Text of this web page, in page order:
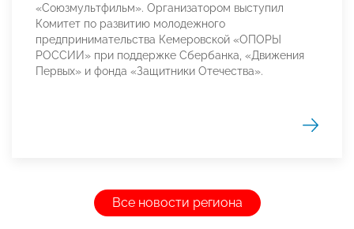
«Союзмультфильм». Организатором выступил
Комитет по развитию молодежного
предпринимательства Кемеровской «ОПОРЫ
РОССИИ» при поддержке Сбербанка, «Движения
Первых» и фонда «Защитники Отечества».
Все новости региона